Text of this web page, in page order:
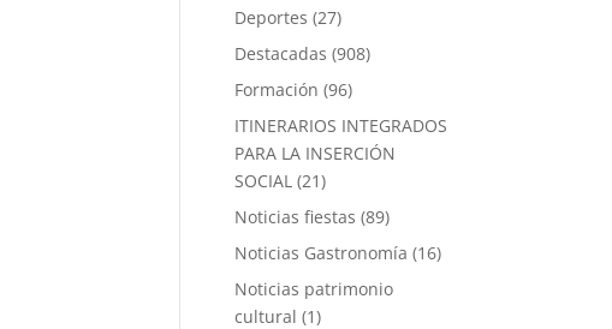
Deportes (27)
Destacadas (908)
Formación (96)
ITINERARIOS INTEGRADOS
PARA LA INSERCIÓN
SOCIAL (21)
Noticias fiestas (89)
Noticias Gastronomía (16)
Noticias patrimonio
cultural (1)